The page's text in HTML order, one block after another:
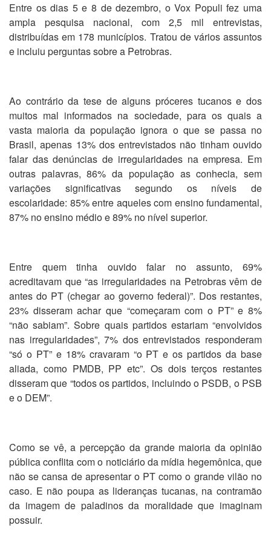
Entre os dias 5 e 8 de dezembro, o Vox Populi fez uma
ampla pesquisa nacional, com 2,5 mil entrevistas,
distribuídas em 178 municípios. Tratou de vários assuntos
e incluiu perguntas sobre a Petrobras.
Ao contrário da tese de alguns próceres tucanos e dos
muitos mal informados na sociedade, para os quais a
vasta maioria da população ignora o que se passa no
Brasil, apenas 13% dos entrevistados não tinham ouvido
falar das denúncias de irregularidades na empresa. Em
outras palavras, 86% da população as conhecia, sem
variações significativas segundo os níveis de
escolaridade: 85% entre aqueles com ensino fundamental,
87% no ensino médio e 89% no nível superior.
Entre quem tinha ouvido falar no assunto, 69%
acreditavam que “as irregularidades na Petrobras vêm de
antes do PT (chegar ao governo federal)”. Dos restantes,
23% disseram achar que “começaram com o PT” e 8%
“não sabiam”. Sobre quais partidos estariam “envolvidos
nas irregularidades”, 7% dos entrevistados responderam
“só o PT” e 18% cravaram “o PT e os partidos da base
aliada, como PMDB, PP etc”. Os dois terços restantes
disseram que “todos os partidos, incluindo o PSDB, o PSB
e o DEM”.
Como se vê, a percepção da grande maioria da opinião
pública conflita com o noticiário da mídia hegemônica, que
não se cansa de apresentar o PT como o grande vilão no
caso. E não poupa as lideranças tucanas, na contramão
da imagem de paladinos da moralidade que imaginam
possuir.